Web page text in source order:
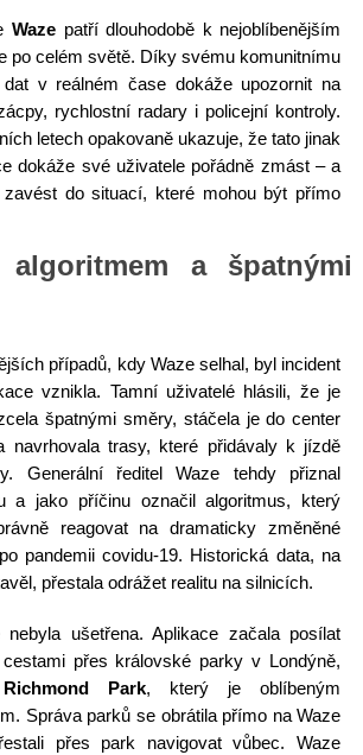
Waze patří dlouhodobě k nejoblíbenějším
po celém světě. Díky svému komunitnímu
v reálném čase dokáže upozornit na
rychlostní radary i policejní kontroly.
letech opakovaně ukazuje, že tato jinak
dokáže své uživatele pořádně zmást – a
do situací, které mohou být přímo
a špatnými
případů, kdy Waze selhal, byl incident
vznikla. Tamní uživatelé hlásili, že je
špatnými směry, stáčela je do center
navrhovala trasy, které přidávaly k jízdě
Generální ředitel Waze tehdy přiznal
a jako příčinu označil algoritmus, který
reagovat na dramaticky změněné
po pandemii covidu-19. Historická data, na
přestala odrážet realitu na silnicích.
nebyla ušetřena. Aplikace začala posílat
přes královské parky v Londýně,
Richmond Park, který je oblíbeným
Správa parků se obrátila přímo na Waze
přes park navigovat vůbec. Waze